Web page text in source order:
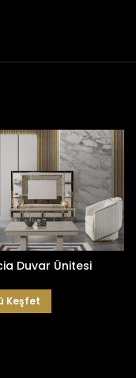
Duvar Ünitesi
Keşfet